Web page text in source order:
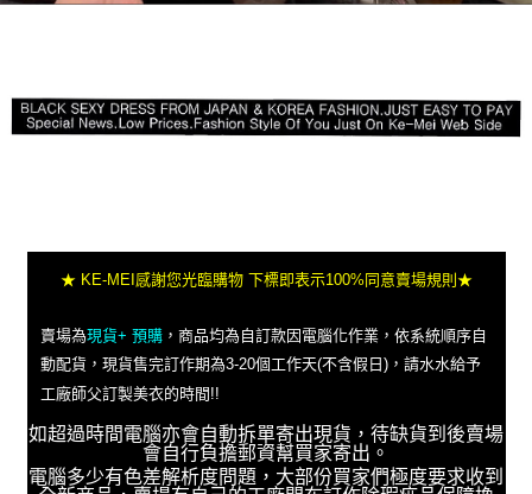
★ KE-MEI感謝您光臨購物 下標即表示100%同意賣場規則★
賣場為現貨+ 預購，商品均為自訂款因電腦化作業，依系統順序自
動配貨，現貨售完訂作期為3-20個工作天(不含假日)，請水水給予
工廠師父訂製美衣的時間!!
如超過時間電腦亦會自動拆單寄出現貨，待缺貨到後賣場
會自行負擔郵資幫買家寄出。
電腦多少有色差解析度問題，大部份買家們極度要求收到